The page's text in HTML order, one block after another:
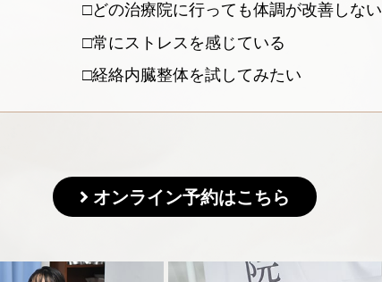
どの治療院に行っても体調が改善しない
常にストレスを感じている
経絡内臓整体を試してみたい
オンライン予約はこちら